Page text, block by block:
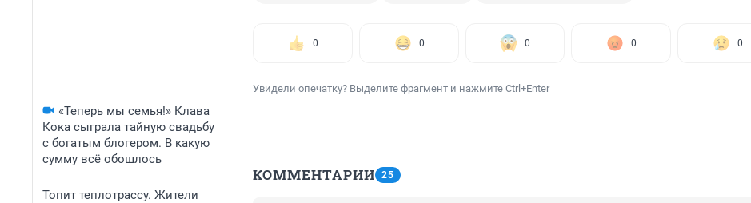
«Теперь мы семья!» Клава
Кока сыграла тайную свадьбу
с богатым блогером. В какую
сумму всё обошлось
Топит теплотрассу. Жители
0 0 0 0 0
Увидели опечатку? Выделите фрагмент и нажмите Ctrl+Enter
КОММЕНТАРИИ 25